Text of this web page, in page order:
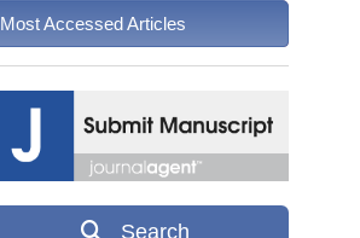
Most Accessed Articles
Search